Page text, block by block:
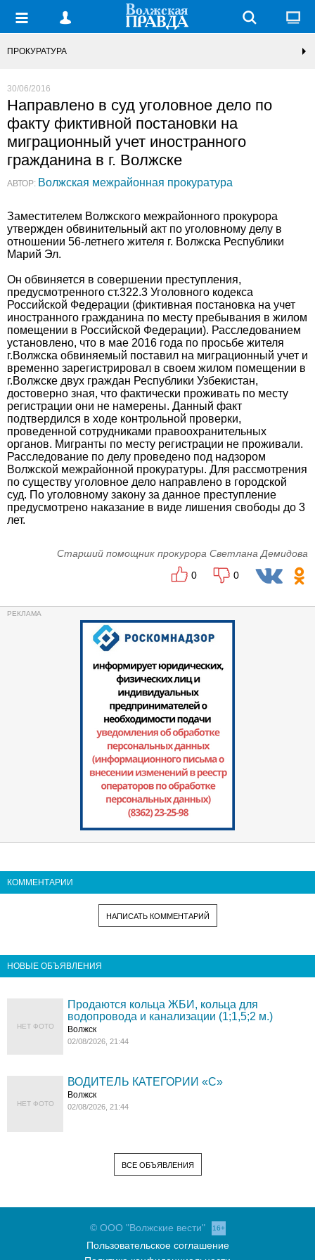
ПРОКУРАТУРА
30/06/2016
Направлено в суд уголовное дело по
факту фиктивной постановки на
миграционный учет иностранного
гражданина в г. Волжске
АВТОР: Волжская межрайонная прокуратура
Заместителем Волжского межрайонного прокурора
утвержден обвинительный акт по уголовному делу в
отношении 56-летнего жителя г. Волжска Республики
Марий Эл.
Он обвиняется в совершении преступления,
предусмотренного ст.322.3 Уголовного кодекса
Российской Федерации (фиктивная постановка на учет
иностранного гражданина по месту пребывания в жилом
помещении в Российской Федерации). Расследованием
установлено, что в мае 2016 года по просьбе жителя
г.Волжска обвиняемый поставил на миграционный учет и
временно зарегистрировал в своем жилом помещении в
г.Волжске двух граждан Республики Узбекистан,
достоверно зная, что фактически проживать по месту
регистрации они не намерены. Данный факт
подтвердился в ходе контрольной проверки,
проведенной сотрудниками правоохранительных
органов. Мигранты по месту регистрации не проживали.
Расследование по делу проведено под надзором
Волжской межрайонной прокуратуры. Для рассмотрения
по существу уголовное дело направлено в городской
суд. По уголовному закону за данное преступление
предусмотрено наказание в виде лишения свободы до 3
лет.
Старший помощник прокурора Светлана Демидова
0
0
КОММЕНТАРИИ
НАПИСАТЬ КОММЕНТАРИЙ
НОВЫЕ ОБЪЯВЛЕНИЯ
НЕТ ФОТО
Продаются кольца ЖБИ, кольца для
водопровода и канализации (1;1,5;2 м.)
Волжск
02/08/2026, 21:44
НЕТ ФОТО
ВОДИТЕЛЬ КАТЕГОРИИ «C»
Волжск
02/08/2026, 21:44
ВСЕ ОБЪЯВЛЕНИЯ
© ООО "Волжские вести" 16+
Пользовательское соглашение